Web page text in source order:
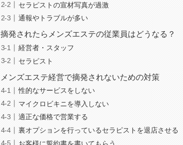
セラピストの宣材写真が過激
通報やトラブルが多い
摘発されたらメンズエステの従業員はどうなる？
経営者・スタッフ
セラピスト
メンズエステ経営で摘発されないための対策
性的なサービスをしない
マイクロビキニを導入しない
適正な価格で営業する
裏オプションを行っているセラピストを退店させる
お客様に誓約書を書いてもらう